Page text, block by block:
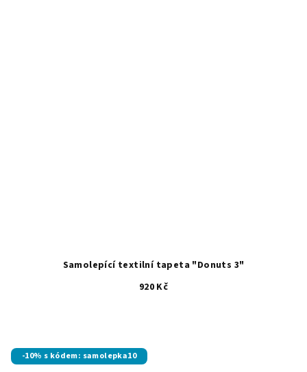
Samolepící textilní tapeta "Donuts 3"
920 Kč
-10% s kódem: samolepka10